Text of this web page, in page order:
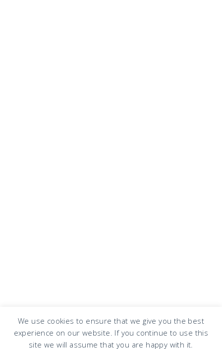
We use cookies to ensure that we give you the best
experience on our website. If you continue to use this
site we will assume that you are happy with it.
COPYRIGHT © 2026 · DESIGN BYDESIGN CHICKY